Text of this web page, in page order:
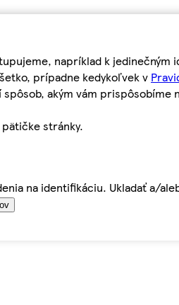
napríklad k
prípadne kedykoľvek v
akým vám prispôsobíme
stránky.
na identifikáciu. Ukladať a/